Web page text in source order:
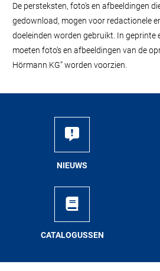
De persteksten, foto's en afbeeldingen
gedownload, mogen voor redactionele
doeleinden worden gebruikt. In geprinte
moeten foto's en afbeeldingen van de
Hörmann KG” worden voorzien.
NIEUWS
CA­TA­LO­GUS­SEN